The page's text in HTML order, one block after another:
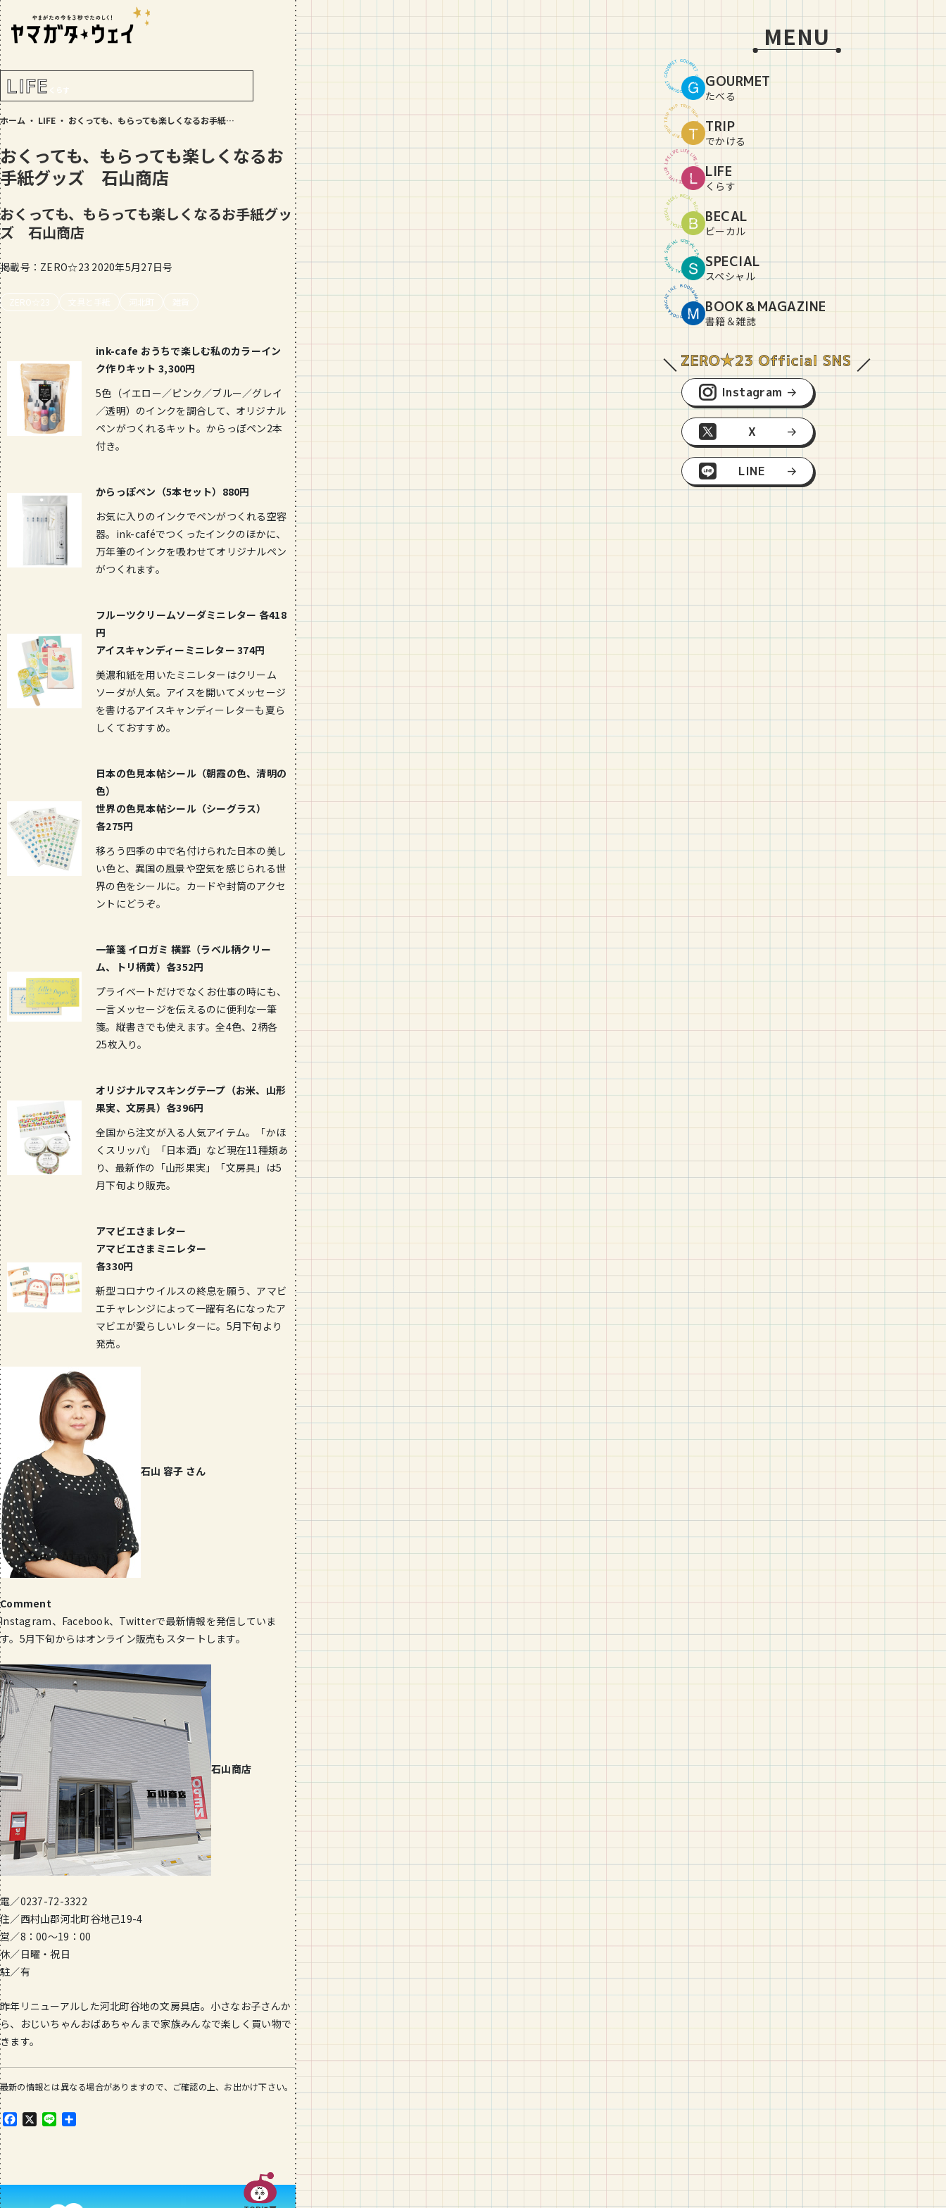
RANKING!
地元民が選ぶ山形県ラーメン人気店
GOURMET
おすすめ！山形のそば【23選】地元民
ウェイが厳選
局何が効果的？～おすすめのお取り寄
TRIP
【写真付き】山寺の階段はきつい？階
GOURMET
山形のおすすめパン屋さん【26選】地
元民が選ぶランキングBEST５付き！
_vol.1
MENU
GOURME
T
G
O
U
R
M
E
T
G
O
U
R
M
E
T
G
O
U
RMET
GOURMET
たべる
TRIPT
RI
P
T
R
P
T
R
T
R
I
P
T
R
I
P
T
R
I
P
T
RIP
TRIP
でかける
LIFEL
IF
E
L
F
L
I
FE
F
E
L
I
F
E
L
I
F
E
L
IF
E
LIFE
LIFE
くらす
BECA
L
BE
C
A
L
B
E
C
A
B
E
C
A
L
B
E
C
A
L
BE
CAL
BECAL
ビーカル
SPECI
A
L
SP
E
C
A
L
S
P
CI
A
L
S
P
E
C
I
A
L
SP
E
CIAL
SPECIAL
スペシャル
BOOK
&M
A
G
A
Z
I
N
E
B
O
O
K
&
M
A
G
A
Z
I
NE
BOOK＆MAGAZINE
書籍＆雑誌
Instagram
X
LINE
LIFE くらす
ホーム ・ LIFE ・ おくっても、もらっても楽しくなるお手紙グッズ 石山商店
おくっても、もらっても楽しくなるお
手紙グッズ 石山商店
おくっても、もらっても楽しくなるお手紙グッ
ズ 石山商店
掲載号：ZERO☆23 2020年5月27日号
ZERO☆23 文具と手紙 河北町 雑貨
ink-cafe おうちで楽しむ私のカラーイン
ク作りキット 3,300円
5色（イエロー／ピンク／ブルー／グレイ
／透明）のインクを調合して、オリジナル
ペンがつくれるキット。からっぽペン2本
付き。
からっぽペン（5本セット）880円
お気に入りのインクでペンがつくれる空容
器。ink-caféでつくったインクのほかに、
万年筆のインクを吸わせてオリジナルペン
がつくれます。
フルーツクリームソーダミニレター 各418
円
アイスキャンディーミニレター 374円
美濃和紙を用いたミニレターはクリーム
ソーダが人気。アイスを開いてメッセージ
を書けるアイスキャンディーレターも夏ら
しくておすすめ。
日本の色見本帖シール（朝霞の色、清明の
色）
世界の色見本帖シール（シーグラス）
各275円
移ろう四季の中で名付けられた日本の美し
い色と、異国の風景や空気を感じられる世
界の色をシールに。カードや封筒のアクセ
ントにどうぞ。
一筆箋 イロガミ 横罫（ラベル柄クリー
ム、トリ柄黄）各352円
プライベートだけでなくお仕事の時にも、
一言メッセージを伝えるのに便利な一筆
箋。縦書きでも使えます。全4色、2柄各
25枚入り。
オリジナルマスキングテープ（お米、山形
果実、文房具）各396円
全国から注文が入る人気アイテム。「かほ
くスリッパ」「日本酒」など現在11種類あ
り、最新作の「山形果実」「文房具」は5
月下旬より販売。
アマビエさまレター
アマビエさまミニレター
各330円
新型コロナウイルスの終息を願う、アマビ
エチャレンジによって一躍有名になったア
マビエが愛らしいレターに。5月下旬より
発売。
石山 容子 さん
Comment
Instagram、Facebook、Twitterで最新情報を発信していま
す。5月下旬からはオンライン販売もスタートします。
石山商店
電／0237-72-3322
住／西村山郡河北町谷地己19-4
営／8：00～19：00
休／日曜・祝日
駐／有
昨年リニューアルした河北町谷地の文房具店。小さなお子さんか
ら、おじいちゃんおばあちゃんまで家族みんなで楽しく買い物で
きます。
最新の情報とは異なる場合がありますので、ご確認の上、お出かけ下さい。
F
o
o
X
L